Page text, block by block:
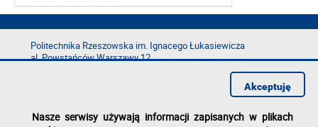
Politechnika Rzeszowska im. Ignacego Łukasiewicza
al. Powstańców Warszawy 12
e-mail:kancelaria@prz.edu.pl
Nasze serwisy używają informacji zapisanych w plikach
Akceptuję